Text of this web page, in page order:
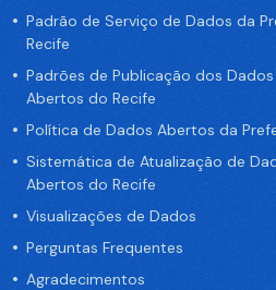
Padrão de Serviço de Dados da
Recife
Padrões de Publicação dos
Abertos do Recife
Política de Dados Abertos da
Sistemática de Atualização de
Abertos do Recife
Visualizações de Dados
Perguntas Frequentes
Agradecimentos